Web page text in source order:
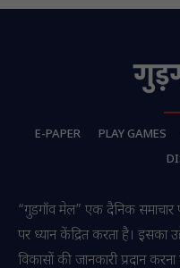
E-PAPER PLAY GAMES
“गुडगाँव मेल” एक दैनिक समाचार
पर ध्यान केंद्रित करता है। इसका
विकासों की जानकारी प्रदान